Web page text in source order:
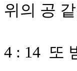
위의 공
4 : 14 또